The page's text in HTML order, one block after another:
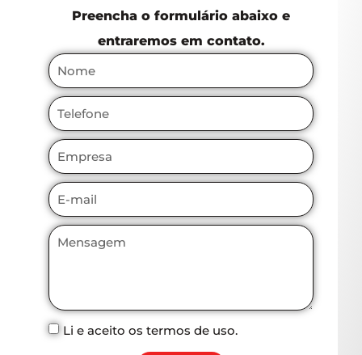
Preencha o formulário abaixo e
entraremos em contato.
Li e aceito os termos de uso.